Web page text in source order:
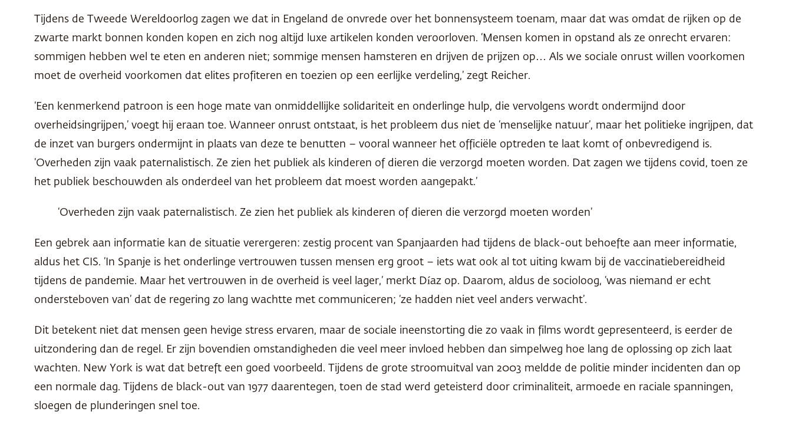
Tijdens de Tweede Wereldoorlog zagen we dat in Engeland de onvrede over het bonnensysteem toenam, maar dat was omdat de rijken op de
zwarte markt bonnen konden kopen en zich nog altijd luxe artikelen konden veroorloven. ‘Mensen komen in opstand als ze onrecht ervaren:
sommigen hebben wel te eten en anderen niet; sommige mensen hamsteren en drijven de prijzen op… Als we sociale onrust willen voorkomen
moet de overheid voorkomen dat elites profiteren en toezien op een eerlijke verdeling,’ zegt Reicher.
‘Een kenmerkend patroon is een hoge mate van onmiddellijke solidariteit en onderlinge hulp, die vervolgens wordt ondermijnd door
overheidsingrijpen,’ voegt hij eraan toe. Wanneer onrust ontstaat, is het probleem dus niet de ‘menselijke natuur’, maar het politieke ingrijpen, dat
de inzet van burgers ondermijnt in plaats van deze te benutten – vooral wanneer het officiële optreden te laat komt of onbevredigend is.
‘Overheden zijn vaak paternalistisch. Ze zien het publiek als kinderen of dieren die verzorgd moeten worden. Dat zagen we tijdens covid, toen ze
het publiek beschouwden als onderdeel van het probleem dat moest worden aangepakt.’
‘Overheden zijn vaak paternalistisch. Ze zien het publiek als kinderen of dieren die verzorgd moeten worden’
Een gebrek aan informatie kan de situatie verergeren: zestig procent van Spanjaarden had tijdens de black-out behoefte aan meer informatie,
aldus het CIS. ‘In Spanje is het onderlinge vertrouwen tussen mensen erg groot – iets wat ook al tot uiting kwam bij de vaccinatiebereidheid
tijdens de pandemie. Maar het vertrouwen in de overheid is veel lager,’ merkt Díaz op. Daarom, aldus de socioloog, ‘was niemand er echt
ondersteboven van’ dat de regering zo lang wachtte met communiceren; ‘ze hadden niet veel anders verwacht’.
Dit betekent niet dat mensen geen hevige stress ervaren, maar de sociale ineenstorting die zo vaak in films wordt gepresenteerd, is eerder de
uitzondering dan de regel. Er zijn bovendien omstandigheden die veel meer invloed hebben dan simpelweg hoe lang de oplossing op zich laat
wachten. New York is wat dat betreft een goed voorbeeld. Tijdens de grote stroomuitval van 2003 meldde de politie minder incidenten dan op
een normale dag. Tijdens de black-out van 1977 daarentegen, toen de stad werd geteisterd door criminaliteit, armoede en raciale spanningen,
sloegen de plunderingen snel toe.